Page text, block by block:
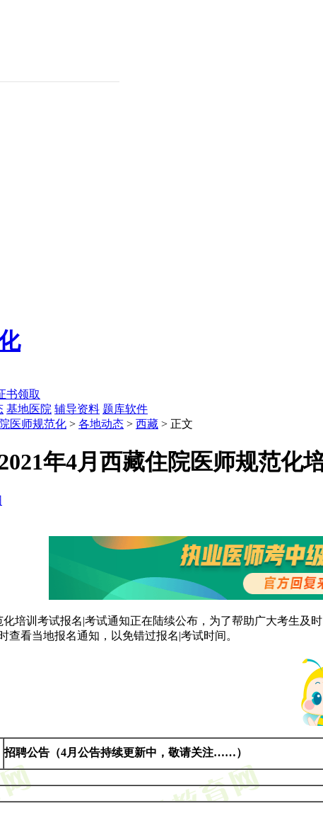
书领取
基地医院 辅导资料 题库软件
医师规范化 > 各地动态 > 西藏 > 正文
年4月西藏住院医师规范化
化培训考试报名|考试通知正在陆续公布，为了帮助广大考生及
查看当地报名通知，以免错过报名|考试时间。
招聘公告（4月公告持续更新中，敬请关注……）